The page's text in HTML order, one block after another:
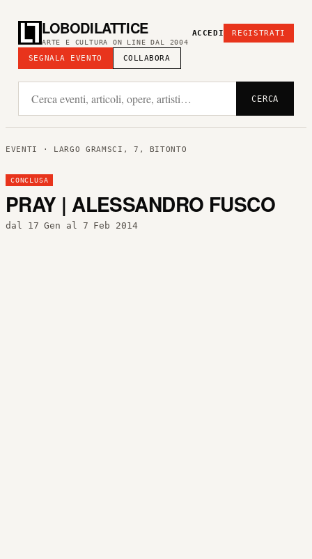
LOBODILATTICE
ARTE E CULTURA ON LINE DAL 2004
SEGNALA EVENTO COLLABORA
ACCEDI REGISTRATI
CERCA
EVENTI · LARGO GRAMSCI, 7, BITONTO
CONCLUSA
PRAY | ALESSANDRO FUSCO
dal 17 Gen al 7 Feb 2014